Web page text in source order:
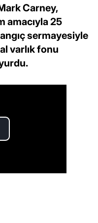
Carney,
amacıyla 25
sermayesiyle
varlık fonu